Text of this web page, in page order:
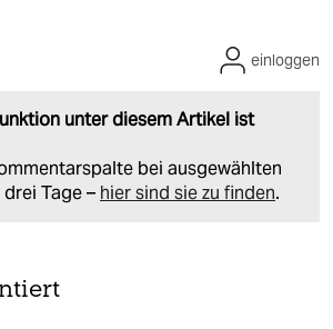
unter diesem Artikel ist
bei ausgewählten
Tage – hier sind sie zu finden.
einloggen